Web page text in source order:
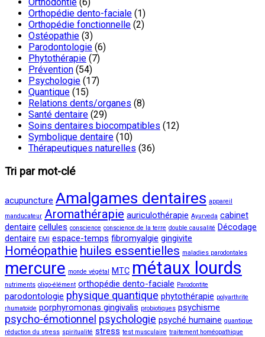
Orthopédie dento-faciale (1)
Orthopédie fonctionnelle (2)
Ostéopathie (3)
Parodontologie (6)
Phytothérapie (7)
Prévention (54)
Psychologie (17)
Quantique (15)
Relations dents/organes (8)
Santé dentaire (29)
Soins dentaires biocompatibles (12)
Symbolique dentaire (10)
Thérapeutiques naturelles (36)
Tri par mot-clé
acupuncture Amalgames dentaires appareil
manducateur Aromathérapie auriculothérapie Ayurveda cabinet
dentaire cellules conscience conscience de la terre double causalité Décodage
dentaire EMI espace-temps fibromyalgie gingivite
Homéopathie huiles essentielles maladies parodontales
mercure monde végétal MTC métaux lourds
nutriments oligo-élément orthopédie dento-faciale Parodontite
parodontologie physique quantique phytothérapie polyarthrite
rhumatoïde porphyromonas gingivalis probiotiques psychisme
psycho-émotionnel psychologie psyché humaine quantique
réduction du stress spiritualité stress test musculaire traitement homéopathique